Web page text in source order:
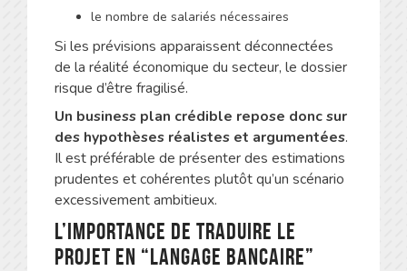
le nombre de salariés nécessaires
Si les prévisions apparaissent déconnectées
de la réalité économique du secteur, le dossier
risque d’être fragilisé.
Un business plan crédible repose donc sur
des hypothèses réalistes et argumentées.
Il est préférable de présenter des estimations
prudentes et cohérentes plutôt qu’un scénario
excessivement ambitieux.
L’importance de traduire le
projet en “langage bancaire”